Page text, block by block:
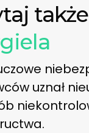
uznał